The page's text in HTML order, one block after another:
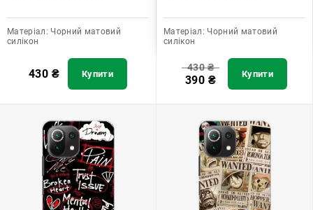
Матеріал: Чорний матовий
силікон
430 ₴ Купити
Матеріал: Чорний матовий
силікон
430₴
390 ₴ Купити